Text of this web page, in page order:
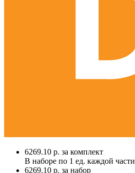
6269.10 р. за комплект
В наборе по 1 ед. каждой части
6269.10 р. за набор